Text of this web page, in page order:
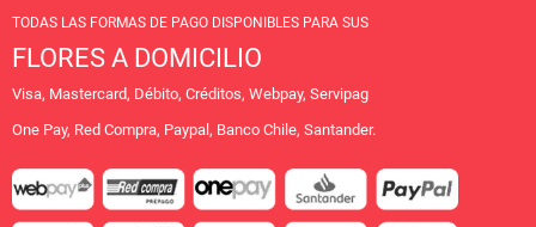
TODAS LAS FORMAS DE PAGO DISPONIBLES PARA SUS
FLORES A DOMICILIO
Visa, Mastercard, Débito, Créditos, Webpay, Servipag
One Pay, Red Compra, Paypal, Banco Chile, Santander.